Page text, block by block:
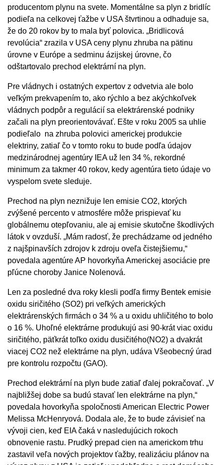
producentom plynu na svete. Momentálne sa plyn z bridlíc
podieľa na celkovej ťažbe v USA štvrtinou a odhaduje sa,
že do 20 rokov by to mala byť polovica. „Bridlicová
revolúcia“ zrazila v USA ceny plynu zhruba na pätinu
úrovne v Európe a sedminu ázijskej úrovne, čo
odštartovalo prechod elektrární na plyn.
Pre vládnych i ostatných expertov z odvetvia ale bolo
veľkým prekvapením to, ako rýchlo a bez akýchkoľvek
vládnych podpôr a regulácií sa elektrárenské podniky
začali na plyn preorientovávať. Ešte v roku 2005 sa uhlie
podieľalo na zhruba polovici americkej produkcie
elektriny, zatiaľ čo v tomto roku to bude podľa údajov
medzinárodnej agentúry IEA už len 34 %, rekordné
minimum za takmer 40 rokov, kedy agentúra tieto údaje vo
vyspelom svete sleduje.
Prechod na plyn neznižuje len emisie CO2, ktorých
zvýšené percento v atmosfére môže prispievať ku
globálnemu otepľovaniu, ale aj emisie skutočne škodlivých
látok v ovzduší. „Mám radosť, že prechádzame od jedného
z najšpinavších zdrojov k zdroju oveľa čistejšiemu,“
povedala agentúre AP hovorkyňa Americkej asociácie pre
pľúcne choroby Janice Nolenová.
Len za posledné dva roky klesli podľa firmy Bentek emisie
oxidu siričitého (SO2) pri veľkých amerických
elektrárenských firmách o 34 % a u oxidu uhličitého to bolo
o 16 %. Uhoľné elektrárne produkujú asi 90-krát viac oxidu
siričitého, päťkrát toľko oxidu dusičitého(NO2) a dvakrát
viacej CO2 než elektrárne na plyn, udáva Všeobecný úrad
pre kontrolu rozpočtu (GAO).
Prechod elektrární na plyn bude zatiaľ ďalej pokračovať. „V
najbližšej dobe sa budú stavať len elektrárne na plyn,“
povedala hovorkyňa spoločnosti American Electric Power
Melissa McHenryová. Dodala ale, že to bude závisieť na
vývoji cien, keď EIA čaká v nasledujúcich rokoch
obnovenie rastu. Prudký prepad cien na americkom trhu
zastavil veľa nových projektov ťažby, realizáciu plánov na